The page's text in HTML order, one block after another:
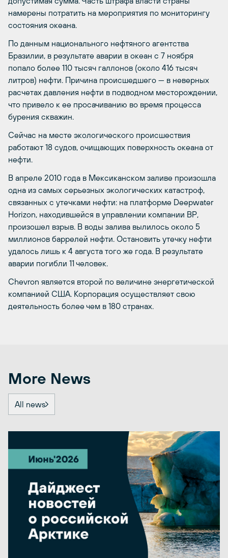
намерены потратить на мероприятия по мониторингу
состояния океана.
По данным национального нефтяного агентства
Бразилии, в результате аварии в океан с 7 ноября
попало более 110 тысяч галлонов (около 416 тысяч
литров) нефти. Причина происшедшего — в неверных
расчетах давления нефти в подводном месторождении,
что привело к ее просачиванию во время процесса
бурения скважин.
Сейчас на месте экологического происшествия
работают 18 судов, очищающих поверхность океана от
нефти.
В апреле 2010 года в Мексиканском заливе произошла
одна из самых серьезных экологических катастроф,
связанных с утечками нефти: на платформе Deepwater
Horizon, находившейся в управлении компании BP,
произошел взрыв. В воды залива вылилось около 5
миллионов баррелей нефти. Остановить утечку нефти
удалось лишь к 4 августа того же года. В результате
аварии погибли 11 человек.
Chevron является второй по величине энергетической
компанией США. Корпорация осуществляет свою
деятельность более чем в 180 странах.
More News
All news